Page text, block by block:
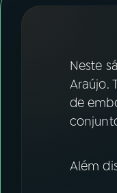
FESTIVAL DE
ACOMPANHE A
Instagram
Neste
Araújo.
de
Além